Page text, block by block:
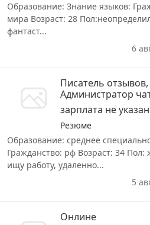
Образование: Знание языков:
мира Возраст: 28
фантаст...
6
Писатель отзывов,
Администратор
зарплата не
Резюме
Образование: среднее
Гражданство: рф Возраст: 34 Пол:
ищу работу, удаленно...
5
Онлине